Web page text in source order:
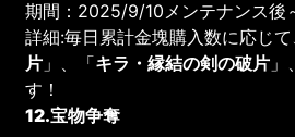
期間：2025/9/10メンテナンス
詳細:毎日累計金塊購入数に応じ
片 」、「キラ・縁結の剣の破片 」、
す！
12.宝物争奪